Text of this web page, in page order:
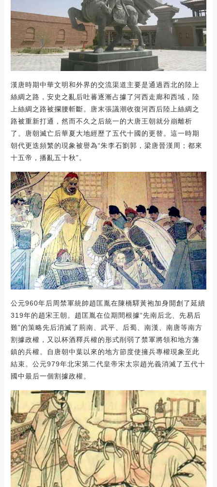
漢唐時期中華文明和外界的交流渠道主要是通過西北的陸上
絲綢之路，安史之亂后吐蕃逐漸占據了河西走廊和西域，陸
上絲綢之路被攔腰斬斷。唐末張議潮收復河西后陸上絲綢之
路被重新打通，然而不久之后統一的大唐王朝就分崩離析
了。唐朝滅亡后華夏大地經歷了五代十國的更替。這一時期
朝代更迭頻繁的現象被譽為“朱李石劉郭，梁唐晉漢周；都來
十五帝，播亂五十秋”。
公元960年后周禁軍統帥趙匡胤在陳橋驛黃袍加身開創了延續
319年的趙宋王朝。趙匡胤在位期間根據“先南后北、先易后
難”的策略先后消滅了荊南、武平、后蜀、南漢、南唐等南方
割據政權，又以杯酒釋兵權的形式削弱了禁軍將領和地方藩
鎮的兵權。自唐朝中葉以來的地方節度使擁兵專權現象至此
結束。公元979年北宋第二代皇帝宋太宗趙光義消滅了五代十
國中最后一個割據政權。